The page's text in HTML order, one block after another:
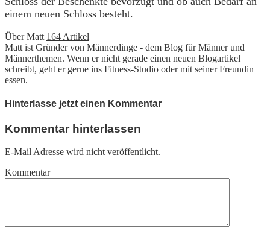
einem neuen Schloss besteht.
Über Matt 164 Artikel
Matt ist Gründer von Männerdinge - dem Blog für Männer und
Männerthemen. Wenn er nicht gerade einen neuen Blogartikel
schreibt, geht er gerne ins Fitness-Studio oder mit seiner Freundin
essen.
Hinterlasse jetzt einen Kommentar
Kommentar hinterlassen
E-Mail Adresse wird nicht veröffentlicht.
Kommentar